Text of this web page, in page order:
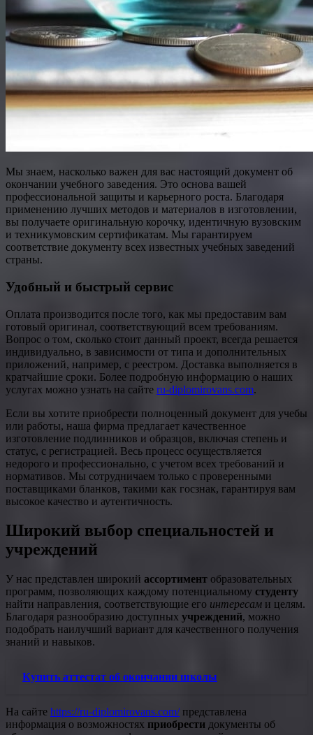
Мы знаем, насколько важен для вас настоящий документ об
окончании учебного заведения. Это основа вашей
профессиональной защиты и карьерного роста. Благодаря
применению лучших методов и материалов в изготовлении,
вы получаете оригинальную корочку, идентичную вузовским
и техникумовским сертификатам. Мы гарантируем
соответствие документу всех известных учебных заведений
страны.
Удобный и быстрый сервис
Оплата производится после того, как мы предоставим вам
готовый оригинал, соответствующий всем требованиям.
Вопрос о том, сколько стоит данный проект, всегда решается
индивидуально, в зависимости от типа и дополнительных
приложений, например, с реестром. Доставка выполняется в
кратчайшие сроки. Более подробную информацию о наших
услугах можно узнать на сайте ru-diplomirovans.com.
Если вы хотите приобрести полноценный документ для учебы
или работы, наша фирма предлагает качественное
изготовление подлинников и образцов, включая степень и
статус, с регистрацией. Весь процесс осуществляется
недорого и профессионально, с учетом всех требований и
нормативов. Мы сотрудничаем только с проверенными
поставщиками бланков, такими как госзнак, гарантируя вам
высокое качество и аутентичность.
Широкий выбор специальностей и
учреждений
У нас представлен широкий ассортимент образовательных
программ, позволяющих каждому потенциальному студенту
найти направления, соответствующие его интересам и целям.
Благодаря разнообразию доступных учреждений, можно
подобрать наилучший вариант для качественного получения
знаний и навыков.
Купить аттестат об окончании школы
На сайте https://ru-diplomirovans.com/представлена
информация о возможностях приобрести документы об